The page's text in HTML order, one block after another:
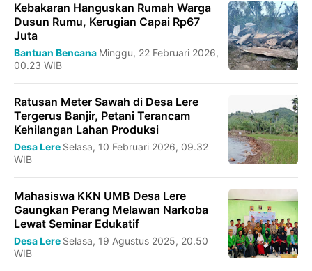
Kebakaran Hanguskan Rumah Warga
Dusun Rumu, Kerugian Capai Rp67
Juta
Bantuan Bencana Minggu, 22 Februari 2026,
00.23 WIB
Ratusan Meter Sawah di Desa Lere
Tergerus Banjir, Petani Terancam
Kehilangan Lahan Produksi
Desa Lere Selasa, 10 Februari 2026, 09.32
WIB
Mahasiswa KKN UMB Desa Lere
Gaungkan Perang Melawan Narkoba
Lewat Seminar Edukatif
Desa Lere Selasa, 19 Agustus 2025, 20.50
WIB